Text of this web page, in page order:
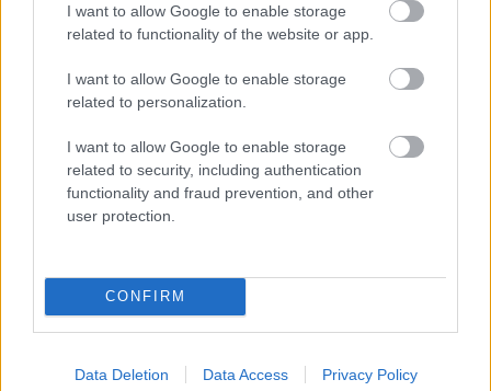
I want to allow Google to enable storage
related to functionality of the website or app.
I want to allow Google to enable storage
related to personalization.
I want to allow Google to enable storage
related to security, including authentication
functionality and fraud prevention, and other
user protection.
CONFIRM
Data Deletion Data Access Privacy Policy
HÍRDETÉS
LEGOLVASOTTABB
másodfokúra csökken a riasztás
Kevesebb fényt!